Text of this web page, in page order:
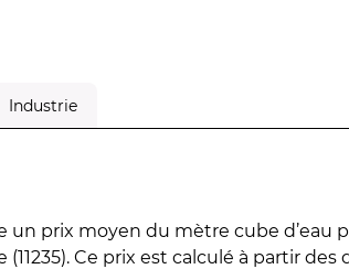
Industrie
un prix moyen du mètre cube d’eau
Ce prix est calculé à partir des